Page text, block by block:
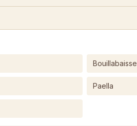
Bouillabaisse
Paella